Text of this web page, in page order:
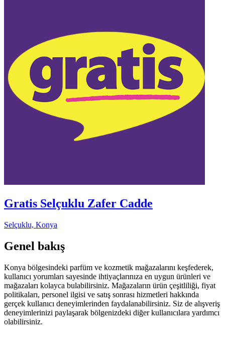
Gratis Selçuklu Zafer Cadde
Selçuklu, Konya
Genel bakış
Konya bölgesindeki parfüm ve kozmetik mağazalarını keşfederek,
kullanıcı yorumları sayesinde ihtiyaçlarınıza en uygun ürünleri ve
mağazaları kolayca bulabilirsiniz. Mağazaların ürün çeşitliliği, fiyat
politikaları, personel ilgisi ve satış sonrası hizmetleri hakkında
gerçek kullanıcı deneyimlerinden faydalanabilirsiniz. Siz de alışveriş
deneyimlerinizi paylaşarak bölgenizdeki diğer kullanıcılara yardımcı
olabilirsiniz.